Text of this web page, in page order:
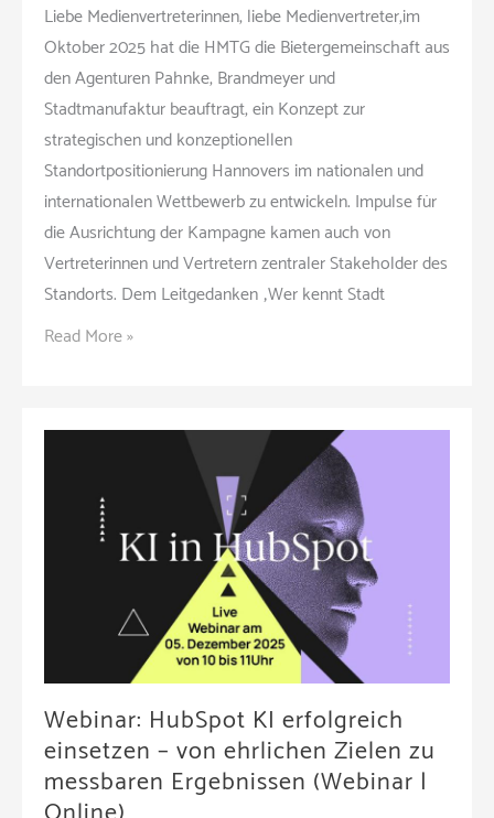
Liebe Medienvertreterinnen, liebe Medienvertreter,im
Oktober 2025 hat die HMTG die Bietergemeinschaft aus
den Agenturen Pahnke, Brandmeyer und
Stadtmanufaktur beauftragt, ein Konzept zur
strategischen und konzeptionellen
Standortpositionierung Hannovers im nationalen und
internationalen Wettbewerb zu entwickeln. Impulse für
die Ausrichtung der Kampagne kamen auch von
Vertreterinnen und Vertretern zentraler Stakeholder des
Standorts. Dem Leitgedanken „Wer kennt Stadt
Hannover
neue
„UNBOXING
Hannover
(Pressetermin
Read More »
Webinar: HubSpot KI erfolgreich
einsetzen – von ehrlichen Zielen zu
messbaren Ergebnissen (Webinar |